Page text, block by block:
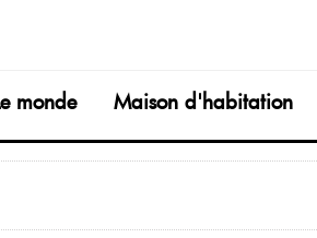
monde Maison d'habitation